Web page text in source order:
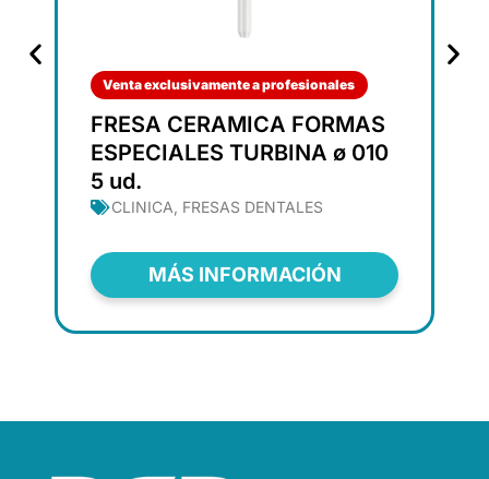
Venta exclusivamente a profesionales
FRESA CERAMICA FORMAS
ESPECIALES TURBINA ø 010
5 ud.
CLINICA FRESAS DENTALES
MÁS INFORMACIÓN